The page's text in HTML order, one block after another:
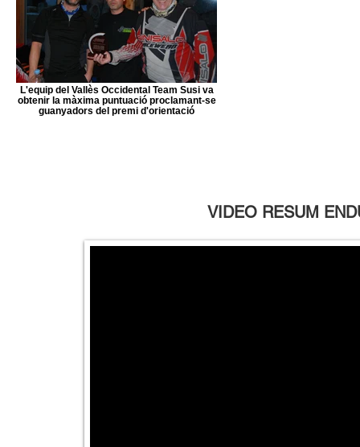
L'equip del Vallès Occidental Team Susi va
obtenir la màxima puntuació proclamant-se
guanyadors del premi d'orientació
VIDEO RESUM